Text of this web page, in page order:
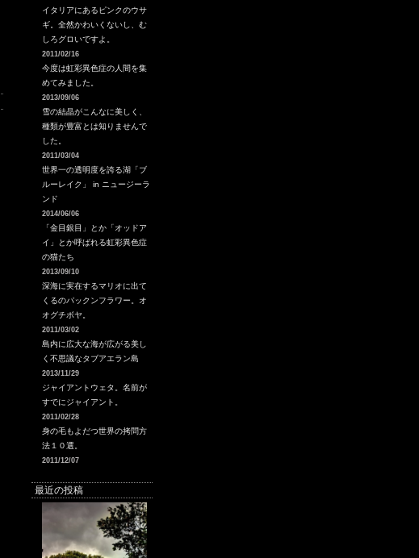
イタリアにあるピンクのウサ
ギ。全然かわいくないし、む
しろグロいですよ。
2011/02/16
今度は虹彩異色症の人間を集
めてみました。
2013/09/06
雪の結晶がこんなに美しく、
種類が豊富とは知りませんで
した。
2011/03/04
世界一の透明度を誇る湖「ブ
ルーレイク」 in ニュージーラ
ンド
2014/06/06
「金目銀目」とか「オッドア
イ」とか呼ばれる虹彩異色症
の猫たち
2013/09/10
深海に実在するマリオに出て
くるのパックンフラワー。オ
オグチボヤ。
2011/03/02
島内に広大な海が広がる美し
く不思議なタブアエラン島
2013/11/29
ジャイアントウェタ。名前が
すでにジャイアント。
2011/02/28
身の毛もよだつ世界の拷問方
法１０選。
2011/12/07
最近の投稿